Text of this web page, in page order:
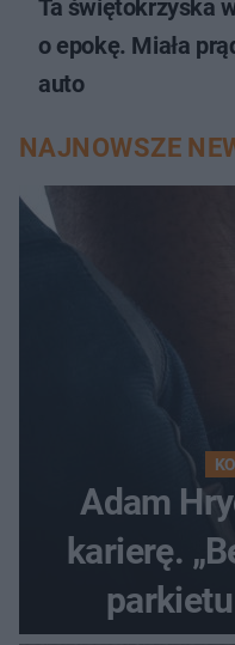
Ta świętokrzyska
o epokę. Miała
auto
NAJNOWSZE
Adam
karierę.